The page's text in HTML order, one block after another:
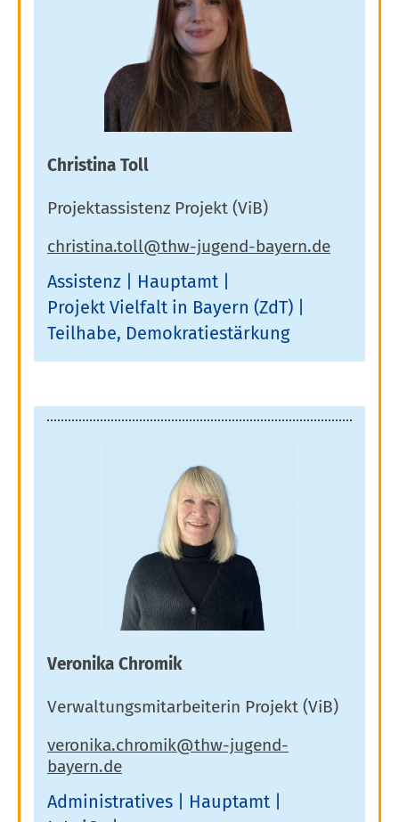
Christina Toll
Projektassistenz Projekt (ViB)
Assistenz
Hauptamt
Projekt Vielfalt in Bayern (ZdT)
Teilhabe, Demokratiestärkung
Veronika Chromik
Verwaltungsmitarbeiterin Projekt (ViB)
Administratives
Hauptamt